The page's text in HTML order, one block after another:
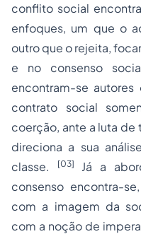
conflito social
enfoques, um que o
outro que o rejeita,
e no consenso
encontram-se
contrato social
coerção, ante a luta de
direciona a sua
classe.
[03]
Já a
consenso encontra-
com a imagem da
com a noção de